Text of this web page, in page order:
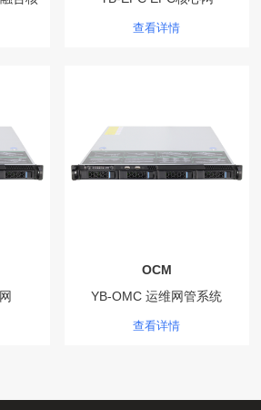
查看详情
OCM
YB-OMC 运维网管系统
查看详情